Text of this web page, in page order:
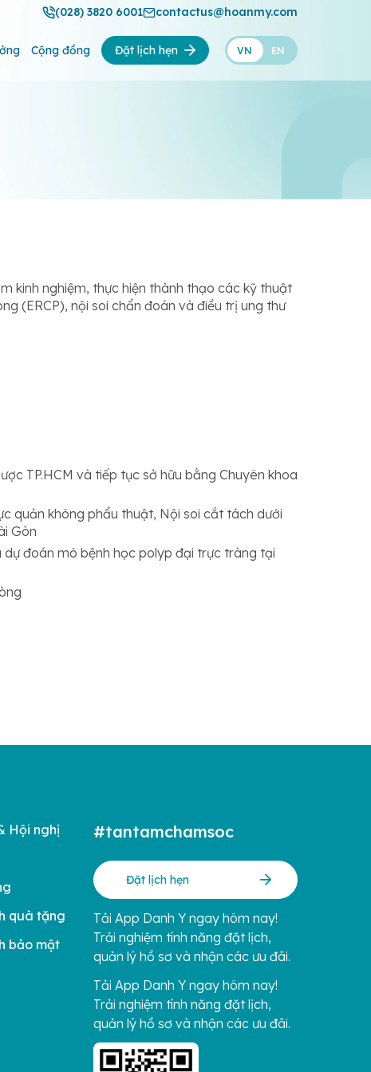
(028) 3820 6001 contactus@hoanmy.com
Cộng đồng Đặt lịch hẹn VN EN
kinh nghiệm, thực hiện thành thạo các kỹ thuật
(ERCP), nội soi chẩn đoán và điều trị ung thư
TP.HCM và tiếp tục sở hữu bằng Chuyên khoa
quản không phẩu thuật, Nội soi cắt tách dưới
Gòn
đoán mô bệnh học polyp đại trực tràng tại
Hội nghị
quà tặng
bảo mật
#tantamchamsoc
Đặt lịch hẹn
Tải App Danh Y ngay hôm nay!
Trải nghiệm tính năng đặt lịch,
quản lý hồ sơ và nhận các ưu đãi.
Tải App Danh Y ngay hôm nay!
Trải nghiệm tính năng đặt lịch,
quản lý hồ sơ và nhận các ưu đãi.